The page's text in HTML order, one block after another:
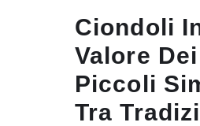
Ciondoli
Valore Dei
Piccoli
Tra